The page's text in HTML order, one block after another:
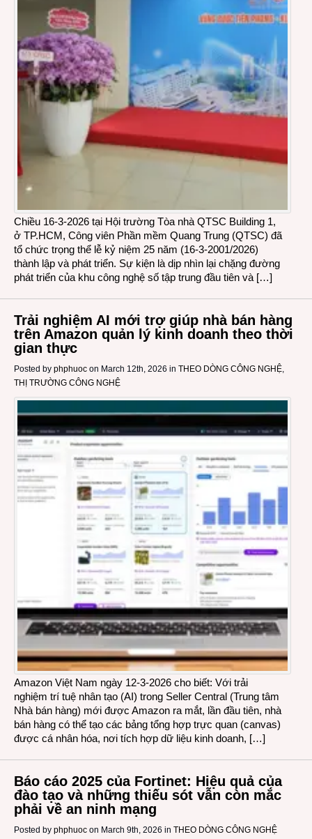
Chiều 16-3-2026 tại Hội trường Tòa nhà QTSC Building 1,
ở TP.HCM, Công viên Phần mềm Quang Trung (QTSC) đã
tổ chức trọng thể lễ kỷ niệm 25 năm (16-3-2001/2026)
thành lập và phát triển. Sự kiện là dịp nhìn lại chặng đường
phát triển của khu công nghệ số tập trung đầu tiên và […]
Trải nghiệm AI mới trợ giúp nhà bán hàng
trên Amazon quản lý kinh doanh theo thời
gian thực
Posted by phphuoc on March 12th, 2026 in THEO DÒNG CÔNG NGHỆ,
THỊ TRƯỜNG CÔNG NGHỆ
Amazon Việt Nam ngày 12-3-2026 cho biết: Với trải
nghiệm trí tuệ nhân tạo (AI) trong Seller Central (Trung tâm
Nhà bán hàng) mới được Amazon ra mắt, lần đầu tiên, nhà
bán hàng có thể tạo các bảng tổng hợp trực quan (canvas)
được cá nhân hóa, nơi tích hợp dữ liệu kinh doanh, […]
Báo cáo 2025 của Fortinet: Hiệu quả của
đào tạo và những thiếu sót vẫn còn mắc
phải về an ninh mạng
Posted by phphuoc on March 9th, 2026 in THEO DÒNG CÔNG NGHỆ